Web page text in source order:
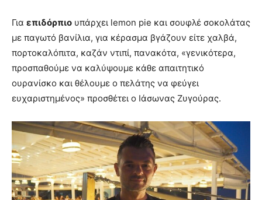
Για επιδόρπιο υπάρχει lemon pie και σουφλέ σοκολάτας
με παγωτό βανίλια, για κέρασμα βγάζουν είτε χαλβά,
πορτοκαλόπιτα, καζάν ντιπί, πανακότα, «γενικότερα,
προσπαθούμε να καλύψουμε κάθε απαιτητικό
ουρανίσκο και θέλουμε ο πελάτης να φεύγει
ευχαριστημένος» προσθέτει ο Ιάσωνας Ζυγούρας.